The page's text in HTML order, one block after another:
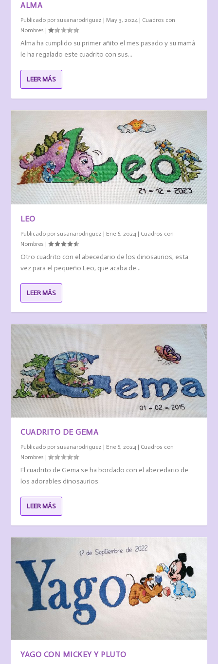
ALMA
Publicado por susanarodriguez | May 3, 2024 | Cuadros con
Nombres |
Alma ha cumplido su primer añito el mes pasado y su mamá
le ha regalado este cuadrito con sus...
LEER MÁS
LEO
Publicado por susanarodriguez | Ene 6, 2024 | Cuadros con
Nombres |
Otro cuadrito con el abecedario de los dinosaurios, esta
vez para el pequeño Leo, que acaba de...
LEER MÁS
CUADRITO DE GEMA
Publicado por susanarodriguez | Ene 6, 2024 | Cuadros con
Nombres |
El cuadrito de Gema se ha bordado con el abecedario de
los adorables dinosaurios.
LEER MÁS
YAGO CON MICKEY Y PLUTO